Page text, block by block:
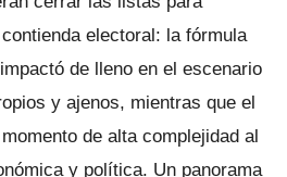
electoral: la fórmula
de lleno en el escenario
y ajenos, mientras que el
de alta complejidad al
y política. Un panorama